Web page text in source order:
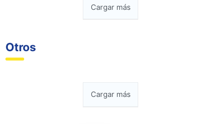
Cargar más
Otros
Cargar más